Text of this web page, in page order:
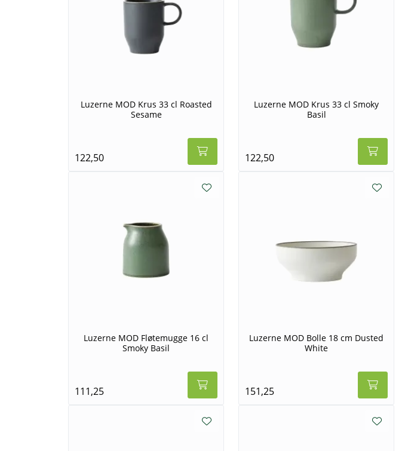
Luzerne MOD Krus 33 cl Roasted
Sesame
122,50
Luzerne MOD Krus 33 cl Smoky
Basil
122,50
Luzerne MOD Fløtemugge 16 cl
Smoky Basil
111,25
Luzerne MOD Bolle 18 cm Dusted
White
151,25